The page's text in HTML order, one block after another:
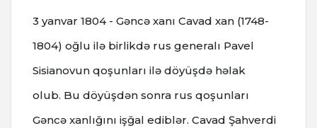
3 yanvar 1804 - Gəncə xanı Cavad xan (1748-
1804) oğlu ilə birlikdə rus generalı Pavel
Sisianovun qoşunları ilə döyüşdə həlak
olub. Bu döyüşdən sonra rus qoşunları
Gəncə xanlığını işğal ediblər. Cavad Şahverdi